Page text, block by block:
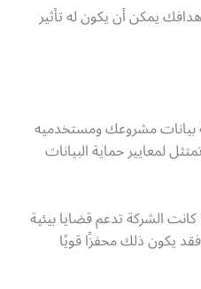
يمكن أن يكون له تأثير
مشروعك ومستخدميه
لمعايير حماية البيانات
كانت الشركة تدعم قضايا بيئية
يكون ذلك محفزًا قويًا